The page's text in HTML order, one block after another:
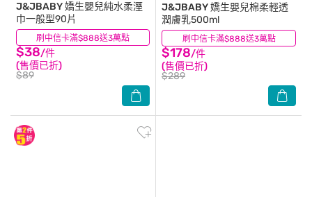
刷中信卡滿$888送3萬點
J&JBABY嬌生嬰兒純水柔溼
巾一般型90片
$38/件
(售價已折)
$89
(183) 刷中信卡滿$888送3萬點
J&JBABY嬌生嬰兒棉柔輕透
潤膚乳500ml
$178/件
(售價已折)
$289
(8)